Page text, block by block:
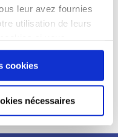
leur avez fournies
utilisation de leurs
cookies
nécessaires